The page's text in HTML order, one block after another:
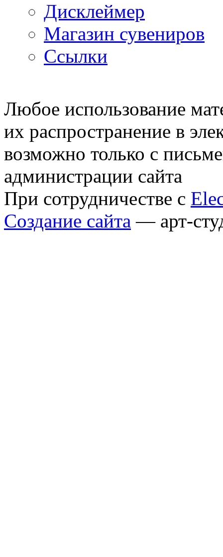
Дисклеймер
Магазин сувениров
Ссылки
Любое использование
их распространение в
возможно только с
администрации сайта
При сотрудничестве с
Создание сайта — арт-